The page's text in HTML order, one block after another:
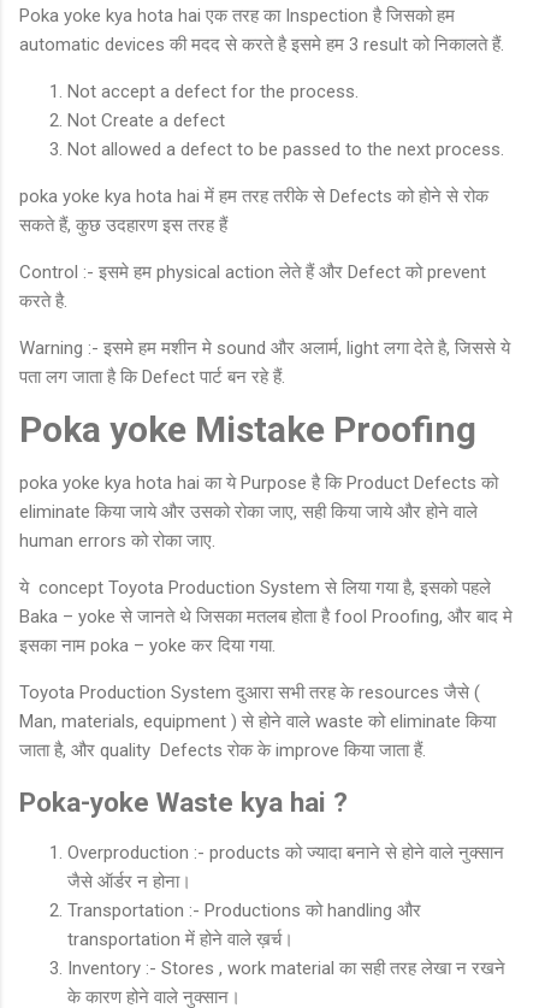
Poka yoke kya hota hai एक तरह का Inspection है जिसको हम
automatic devices की मदद से करते है इसमे हम 3 result को निकालते हैं.
Not accept a defect for the process.
Not Create a defect
Not allowed a defect to be passed to the next process.
poka yoke kya hota hai में हम तरह तरीके से Defects को होने से रोक
सकते हैं, कुछ उदहारण इस तरह हैं
Control :- इसमे हम physical action लेते हैं और Defect को prevent
करते है.
Warning :- इसमे हम मशीन मे sound और अलार्म, light लगा देते है, जिससे ये
पता लग जाता है कि Defect पार्ट बन रहे हैं.
Poka yoke Mistake Proofing
poka yoke kya hota hai का ये Purpose है कि Product Defects को
eliminate किया जाये और उसको रोका जाए, सही किया जाये और होने वाले
human errors को रोका जाए.
ये concept Toyota Production System से लिया गया है, इसको पहले
Baka – yoke से जानते थे जिसका मतलब होता है fool Proofing, और बाद मे
इसका नाम poka – yoke कर दिया गया.
Toyota Production System दुआरा सभी तरह के resources जैसे (
Man, materials, equipment ) से होने वाले waste को eliminate किया
जाता है, और quality Defects रोक के improve किया जाता हैं.
Poka-yoke Waste kya hai ?
Overproduction :- products को ज्यादा बनाने से होने वाले नुक्सान
जैसे ऑर्डर न होना।
Transportation :- Productions को handling और
transportation में होने वाले ख़र्च।
Inventory :- Stores , work material का सही तरह लेखा न रखने
के कारण होने वाले नुक्सान।